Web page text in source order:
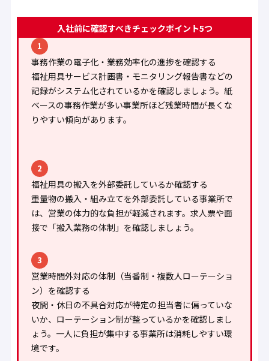
入社前に確認すべきチェックポイント5つ
1
事務作業の電子化・業務効率化の進捗を確認する
福祉用具サービス計画書・モニタリング報告書などの
記録がシステム化されているかを確認しましょう。紙
ベースの事務作業が多い事業所ほど残業時間が長くな
りやすい傾向があります。
2
福祉用具の搬入を外部委託しているか確認する
重量物の搬入・組み立てを外部委託している事業所で
は、営業の体力的な負担が軽減されます。求人票や面
接で「搬入業務の体制」を確認しましょう。
3
営業時間外対応の体制（当番制・複数人ローテーショ
ン）を確認する
夜間・休日の不具合対応が特定の担当者に偏っていな
いか、ローテーション制が整っているかを確認しまし
ょう。一人に負担が集中する事業所は消耗しやすい環
境です。